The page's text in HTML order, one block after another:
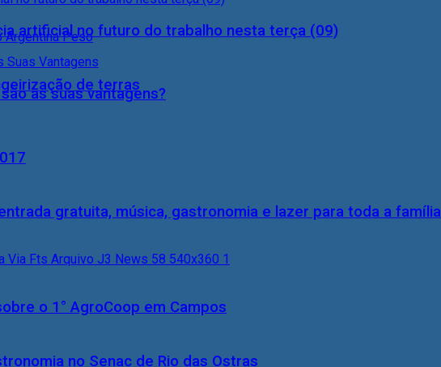
de terras
gratuita, música, gastronomia e lazer para toda a família
o 1° AgroCoop em Campos
artificial no futuro do trabalho nesta terça (09)
as suas vantagens?
no Senac de Rio das Ostras